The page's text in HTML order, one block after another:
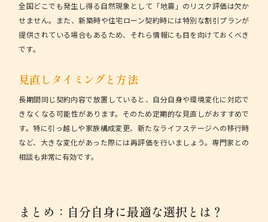
全国どこでも発生し得る自然現象として「地震」のリスク評価は欠か
せません。また、新築時や住宅ローン契約時には特別な割引プランが
提供されている場合もあるため、それら情報にも目を向けておくべき
です。
見直しタイミングと方法
長期間同じ契約内容で放置していると、自分自身や環境変化に対応で
きなくなる可能性があります。そのため定期的な見直しがおすすめで
す。特に引っ越しや家族構成変更、新たなライフステージへの移行時
など、大きな変化があった際には再評価を行いましょう。専門家との
相談も非常に有効です。
まとめ：自分自身に最適な選択とは？